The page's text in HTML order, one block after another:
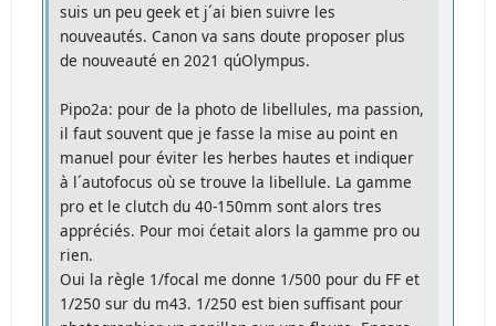
suis un peu geek et j´ai bien suivre les
nouveautés. Canon va sans doute proposer plus
de nouveauté en 2021 qúOlympus.
Pipo2a: pour de la photo de libellules, ma passion,
il faut souvent que je fasse la mise au point en
manuel pour éviter les herbes hautes et indiquer
à l´autofocus où se trouve la libellule. La gamme
pro et le clutch du 40-150mm sont alors tres
appréciés. Pour moi ćetait alors la gamme pro ou
rien.
Oui la règle 1/focal me donne 1/500 pour du FF et
1/250 sur du m43. 1/250 est bien suffisant pour